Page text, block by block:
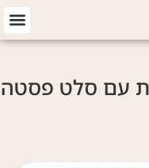
עם סלט פסטה